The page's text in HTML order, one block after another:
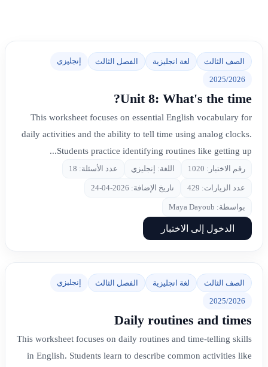
الصف الثالث لغة انجليزية الفصل الثالث إنجليزي
2025/2026
Unit 8: What's the time?
This worksheet focuses on essential English vocabulary for
daily activities and the ability to tell time using analog clocks.
Students practice identifying routines like getting up...
رقم الاختبار: 1020 اللغة: إنجليزي عدد الأسئلة: 18
عدد الزيارات: 429 تاريخ الإضافة: 2026-04-24
بواسطة: Maya Dayoub
الدخول إلى الاختبار
الصف الثالث لغة انجليزية الفصل الثالث إنجليزي
2025/2026
Daily routines and times
This worksheet focuses on daily routines and time-telling skills
in English. Students learn to describe common activities like